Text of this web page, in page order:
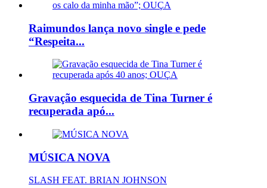
Raimundos lança novo single e pede
“Respeita...
Gravação esquecida de Tina Turner é
recuperada apó...
MÚSICA NOVA
SLASH FEAT. BRIAN JOHNSON